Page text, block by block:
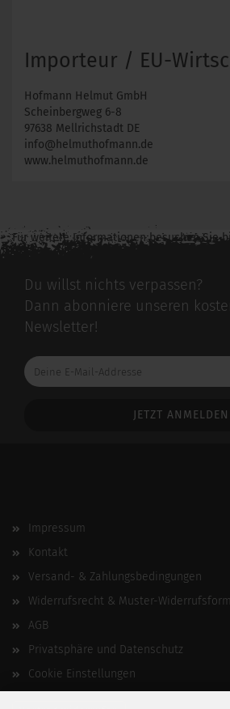
Importeur / EU-
Hofmann Helmut GmbH
Scheinbergweg 6-8
97638 Mellrichstadt DE
info@helmuthofmann.de
www.helmuthofmann.de
Für weitere Informationen besuchen Sie
zu diesem Artikel.
Du willst nichts verpassen?
Dann abonniere unseren
Newsletter!
Deine
E-
Impressum
Kontakt
Versand- & Zahlungsbedingungen
Widerrufsrecht & Muster-
AGB
Privatsphäre und Datenschutz
Cookie Einstellungen